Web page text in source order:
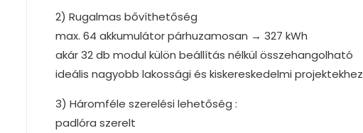
2) Rugalmas bővíthetőség
max. 64 akkumulátor párhuzamosan → 327 kWh
akár 32 db modul külön beállítás nélkül összehangolható
ideális nagyobb lakossági és kiskereskedelmi projektekhez
3) Háromféle szerelési lehetőség :
padlóra szerelt